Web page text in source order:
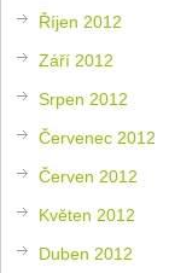
Říjen 2012
Září 2012
Srpen 2012
Červenec 2012
Červen 2012
Květen 2012
Duben 2012